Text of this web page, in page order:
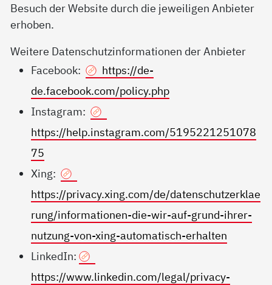
Besuch der Website durch die jeweiligen Anbieter
erhoben.
Weitere Datenschutzinformationen der Anbieter
Facebook:
https://de-
de.facebook.com/policy.php
Instagram:
https://help.instagram.com/5195221251078
75
Xing:
https://privacy.xing.com/de/datenschutzerklae
rung/informationen-die-wir-auf-grund-ihrer-
nutzung-von-xing-automatisch-erhalten
LinkedIn:
https://www.linkedin.com/legal/privacy-